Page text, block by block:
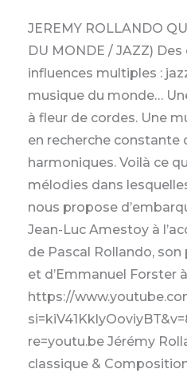
JEREMY ROLLANDO
DU MONDE / JAZZ)
influences multiples :
musique du monde…
à fleur de cordes. Une
en recherche constante
harmoniques. Voilà ce
mélodies dans
nous propose
Jean-Luc Amestoy à
de Pascal Rollando, son
et d’Emmanuel Forster
https://
re=youtu.be Jérémy
classique &